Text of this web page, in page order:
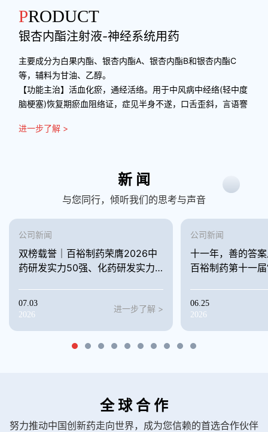
PRODUCT
银杏内酯注射液-神经系统用药
主要成分为白果内酯、银杏内酯A、银杏内酯B和银杏内酯C
等，辅料为甘油、乙醇。
【功能主治】活血化瘀，通经活络。用于中风病中经络(轻中度
脑梗塞)恢复期瘀血阻络证，症见半身不遂，口舌歪斜，言语謇
进一步了解 >
新 闻
与您同行，倾听我们的思考与声音
公司新闻
双榜载誉｜百裕制药荣膺2026中
药研发实力50强、化药研发实力
07.03
2026
进一步了解 >
公司新闻
十一年，善的答
百裕制药第十一
06.25
2026
全 球 合 作
努力推动中国创新药走向世界，成为您信赖的首选合作伙伴